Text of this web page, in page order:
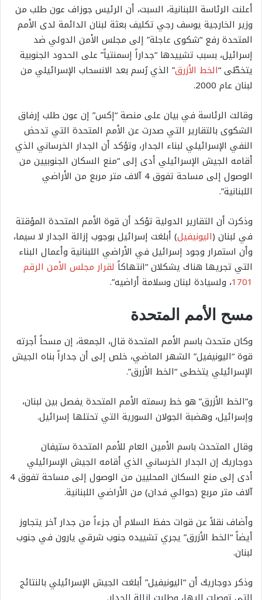
أعلنت الرئاسة اللبنانية، السبت، أن الرئيس جوزاف عون طلب من
وزير الخارجية يوسف رجي تكليف بعثة لبنان الدائمة لدى الأمم
المتحدة رفع “شكوى عاجلة” إلى مجلس الأمن الدولي ضد
إسرائيل، بسبب تشييدها “جداراً إسمنتياً” على الحدود الجنوبية
يتخطّى “الخط الأزرق” الذي رُسم بعد الانسحاب الإسرائيلي من
لبنان عام 2000.
وقالت الرئاسة في بيان على منصة “إكس” إن عون طلب إرفاق
الشكوى بالتقارير التي صدرت عن الأمم المتحدة التي تدحض
النفي الإسرائيلي لبناء الجدار، وتؤكد أن الجدار الخرساني الذي
أقامه الجيش الإسرائيلي أدى إلى “منع السكان الجنوبيين من
الوصول إلى مساحة تفوق 4 آلاف متر مربع من الأراضي
اللبنانية”.
وذكرت أن التقارير الدولية تؤكد أن قوة الأمم المتحدة المؤقتة
في لبنان (اليونيفيل) أبلغت إسرائيل بوجوب إزالة الجدار لا سيما،
وأن استمرار وجود إسرائيل في الأراضي اللبنانية وأعمال البناء
التي تجريها هناك يشكلان “انتهاكاً لقرار مجلس الأمن الرقم
1701، ولسيادة لبنان وسلامة أراضيه”.
مسح الأمم المتحدة
وكان متحدث باسم الأمم المتحدة قال، الجمعة، إن مسحاً أجرته
قوة “اليونيفيل” الشهر الماضي، خلص إلى أن جداراً بناه الجيش
الإسرائيلي يتخطى “الخط الأزرق”.
و”الخط الأزرق” هو خط رسمته الأمم المتحدة يفصل بين لبنان،
وإسرائيل، وهضبة الجولان السورية التي تحتلها إسرائيل.
وقال المتحدث باسم الأمين العام للأمم المتحدة ستيفان
دوجاريك إن الجدار الخرساني الذي أقامه الجيش الإسرائيلي
أدى إلى منع السكان المحليين من الوصول إلى مساحة تفوق 4
آلاف متر مربع (حوالي فدان) من الأراضي اللبنانية.
وأضاف نقلاً عن قوات حفظ السلام أن جزءاً من جدار آخر يتجاوز
أيضاً “الخط الأزرق” يجري تشييده جنوب شرقي يارون في جنوب
لبنان.
وذكر دوجاريك أن “اليونيفيل” أبلغت الجيش الإسرائيلي بالنتائج